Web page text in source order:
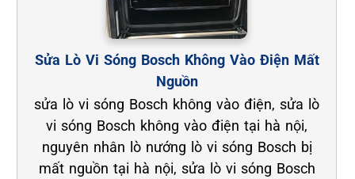
Sửa Lò Vi Sóng Bosch Không Vào Điện Mất
Nguồn
sửa lò vi sóng Bosch không vào điện, sửa lò
vi sóng Bosch không vào điện tại hà nội,
nguyên nhân lò nướng lò vi sóng Bosch bị
mất nguồn tại hà nội, sửa lò vi sóng Bosch